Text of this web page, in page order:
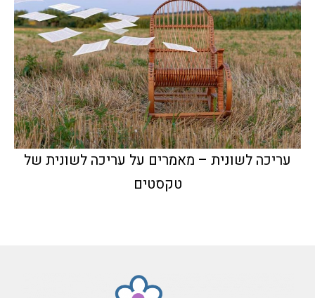
עריכה לשונית – מאמרים על עריכה לשונית של
טקסטים